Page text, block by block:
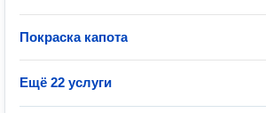
Покраска капота
Ещё 22 услуги